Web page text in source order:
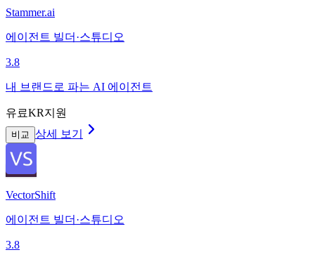
Stammer.ai
에이전트 빌더·스튜디오
3.8
내 브랜드로 파는 AI 에이전트
유료KR지원
비교 상세 보기
VectorShift
에이전트 빌더·스튜디오
3.8